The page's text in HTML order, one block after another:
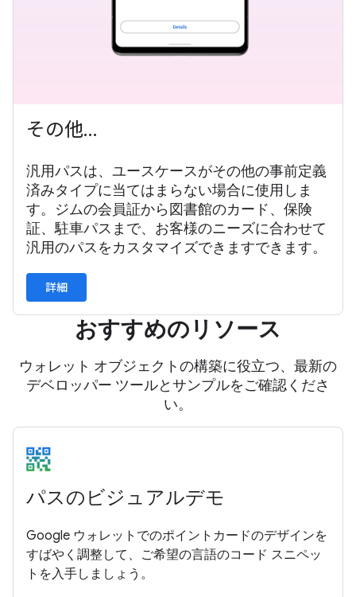
その他…
汎用パスは、ユースケースがその他の事前定義
済みタイプに当てはまらない場合に使用しま
す。ジムの会員証から図書館のカード、保険
証、駐車パスまで、お客様のニーズに合わせて
汎用のパスをカスタマイズできますできます。
詳細
おすすめのリソース
ウォレット オブジェクトの構築に役立つ、最新の
デベロッパー ツールとサンプルをご確認くださ
い。
パスのビジュアルデモ
Google ウォレットでのポイントカードのデザインを
すばやく調整して、ご希望の言語のコード スニペッ
トを入手しましょう。